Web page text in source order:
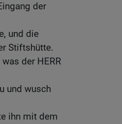
der
und die
Stiftshütte.
der HERR
und wusch
ihn mit dem